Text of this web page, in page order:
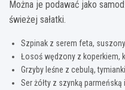
Można je podawać jako
świeżej sałatki.
Szpinak z serem feta,
Łosoś wędzony z koperkiem,
Grzyby leśne z cebulą,
Ser żółty z szynką parmeńską